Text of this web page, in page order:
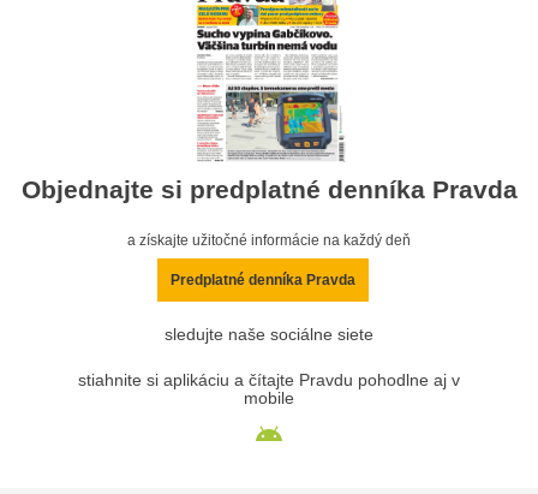
Objednajte si predplatné denníka Pravda
a získajte užitočné informácie na každý deň
Predplatné denníka Pravda
sledujte naše sociálne siete
stiahnite si aplikáciu a čítajte Pravdu pohodlne aj v
mobile